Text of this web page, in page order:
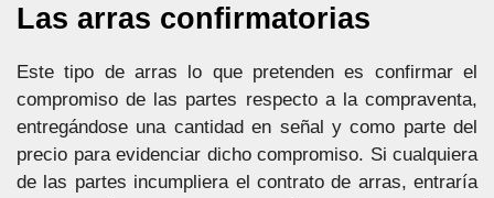
Las arras confirmatorias
Este tipo de arras lo que pretenden es confirmar el
compromiso de las partes respecto a la compraventa,
entregándose una cantidad en señal y como parte del
precio para evidenciar dicho compromiso. Si cualquiera
de las partes incumpliera el contrato de arras, entraría